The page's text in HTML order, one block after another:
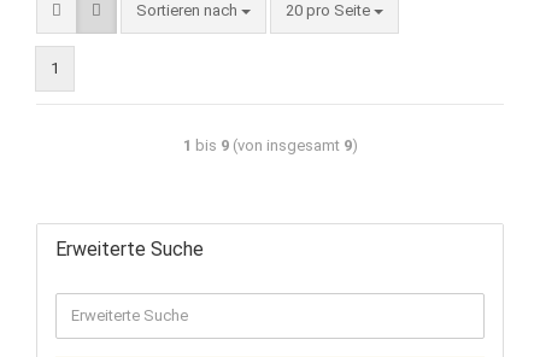
Sortieren nach 20 pro Seite
1
1 bis 9(von insgesamt 9)
Erweiterte Suche